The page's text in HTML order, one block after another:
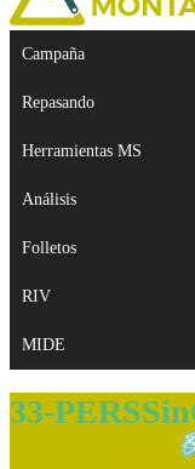
Campaña
Repasando
Herramientas MS
Análisis
Folletos
RIV
MIDE
33-